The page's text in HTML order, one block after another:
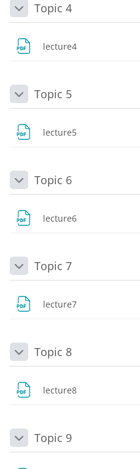
DaraltTopic 4
lecture4
DaraltTopic 5
lecture5
DaraltTopic 6
lecture6
DaraltTopic 7
lecture7
DaraltTopic 8
lecture8
DaraltTopic 9